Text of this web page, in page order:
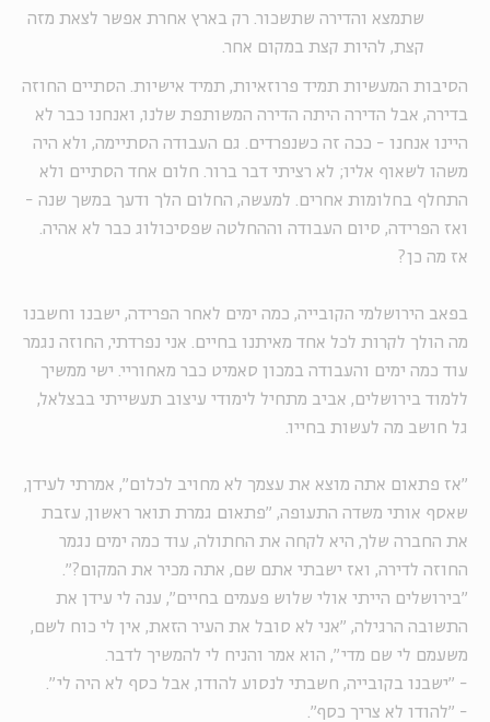
שתמצא והדירה שתשכור. רק בארץ אחרת אפשר לצאת מזה
קצת, להיות קצת במקום אחר.
הסיבות המעשיות תמיד פרוזאיות, תמיד אישיות. הסתיים החוזה
בדירה, אבל הדירה היתה הדירה המשותפת שלנו, ואנחנו כבר לא
היינו אנחנו - ככה זה כשנפרדים. גם העבודה הסתיימה, ולא היה
משהו לשאוף אליו; לא רציתי דבר ברור. חלום אחד הסתיים ולא
התחלף בחלומות אחרים. למעשה, החלום הלך ודעך במשך שנה -
ואז הפרידה, סיום העבודה וההחלטה שפסיכולוג כבר לא אהיה.
אז מה כן?
בפאב הירושלמי הקובייה, כמה ימים לאחר הפרידה, ישבנו וחשבנו
מה הולך לקרות לכל אחד מאיתנו בחיים. אני נפרדתי, החוזה נגמר
עוד כמה ימים והעבודה במכון סאמיט כבר מאחוריי. ישי ממשיך
ללמוד בירושלים, אביב מתחיל לימודי עיצוב תעשייתי בבצלאל,
גל חושב מה לעשות בחייו.
"אז פתאום אתה מוצא את עצמך לא מחויב לכלום", אמרתי לעידן,
שאסף אותי משדה התעופה, "פתאום גמרת תואר ראשון, עזבת
את החברה שלך, היא לקחה את החתולה, עוד כמה ימים נגמר
החוזה לדירה, ואז ישבתי אתם שם, אתה מכיר את המקום?".
"בירושלים הייתי אולי שלוש פעמים בחיים", ענה לי עידן את
התשובה הרגילה, "אני לא סובל את העיר הזאת, אין לי כוח לשם,
משעמם לי שם מדי", הוא אמר והניח לי להמשיך לדבר.
- "ישבנו בקובייה, חשבתי לנסוע להודו, אבל כסף לא היה לי".
- "להודו לא צריך כסף".